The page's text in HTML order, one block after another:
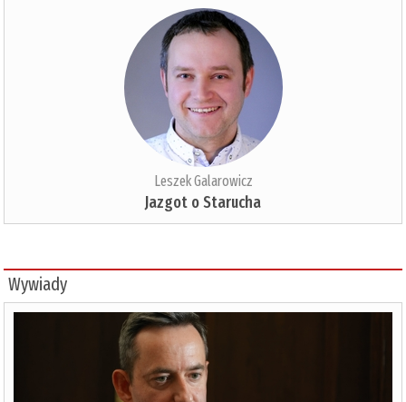
Leszek Galarowicz
Jazgot o Starucha
Wywiady